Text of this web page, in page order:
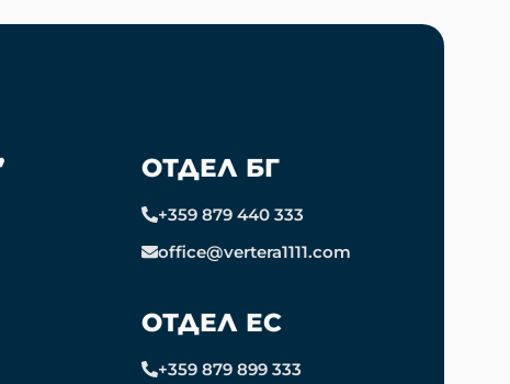
ОТДЕЛ БГ
+359 879 440 333
office@vertera1111.com
ОТДЕЛ ЕС
+359 879 899 333